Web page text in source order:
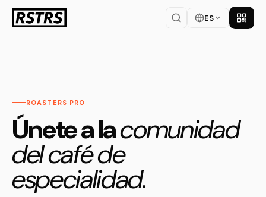
ES
ROASTERS PRO
Únete a lacomunidad
del café de
especialidad.